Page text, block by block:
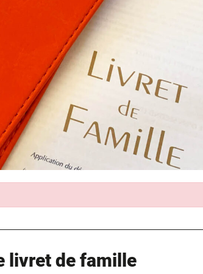
livret de famille